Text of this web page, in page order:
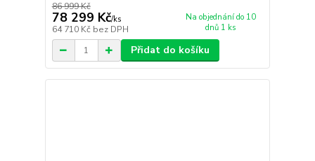
86 999 Kč
78 299 Kč/ks
64 710 Kč bez DPH
Na objednání do 10
dnů 1 ks
Přidat do košíku